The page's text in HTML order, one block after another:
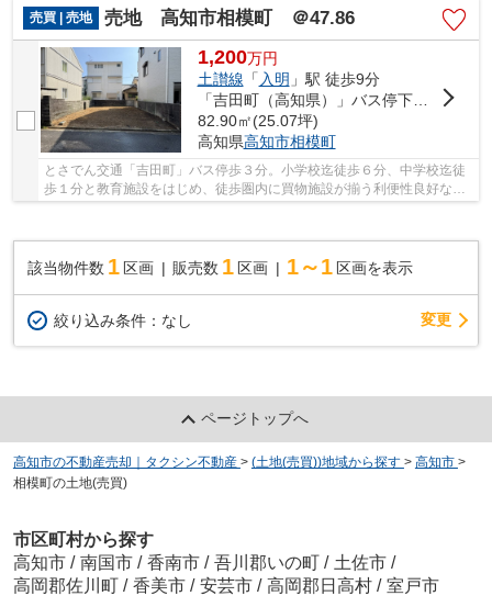
売買 | 売地 売地 高知市相模町 ＠47.86
1,200万円
土讃線 「 入明 」駅 徒歩9分
「吉田町（高知県）」バス停下車 徒歩3分
82.90㎡(25.07坪)
高知県高知市相模町
とさでん交通「吉田町」バス停歩３分。小学校迄徒歩６分、中学校迄徒
歩１分と教育施設をはじめ、徒歩圏内に買物施設が揃う利便性良好な立
該当物件数 1 区画 販売数 1 区画 1～1 区画を表示
絞り込み条件： なし 変更
ページトップへ
高知市の不動産売却｜タクシン不動産 > (土地(売買))地域から探す > 高知市 >
相模町の土地(売買)
市区町村から探す
高知市 / 南国市 / 香南市 / 吾川郡いの町 / 土佐市 /
高岡郡佐川町 / 香美市 / 安芸市 / 高岡郡日高村 / 室戸市